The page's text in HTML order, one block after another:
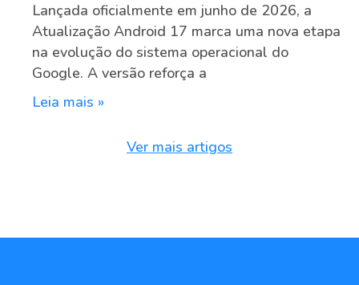
Lançada oficialmente em junho de 2026, a
Atualização Android 17 marca uma nova etapa
na evolução do sistema operacional do
Google. A versão reforça a
Leia mais »
Ver mais artigos